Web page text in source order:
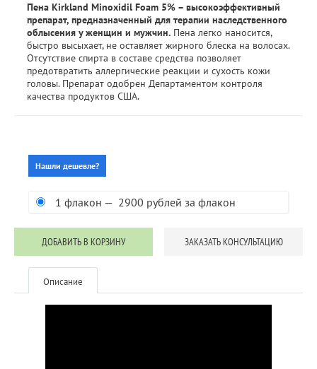
Пена Kirkland Minoxidil Foam 5% – высокоэффективный
препарат, предназначенный для терапии наследственного
облысения у женщин и мужчин. Пена легко наносится,
быстро высыхает, не оставляет жирного блеска на волосах.
Отсутствие спирта в составе средства позволяет
предотвратить аллергические реакции и сухость кожи
головы. Препарат одобрен Департаментом контроля
качества продуктов США.
Нашли дешевле?
1 флакон — 2900 рублей за флакон
ДОБАВИТЬ В КОРЗИНУ ЗАКАЗАТЬ КОНСУЛЬТАЦИЮ
Описание